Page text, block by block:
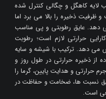
کاهگل و چگالی کنترل شده
ذخیره را بالا می برد اما
دهد. عایق رطوبتی و پی مناسب
حرارتی لازم است؛ رطوبت
می دهد. ترکیب با شیشه و سایه
از ذخیره حرارتی در طول روز و
حرارتی و هدایت پایین، گرما را
نسبت ها، ضخامت و حفاظت در
است.